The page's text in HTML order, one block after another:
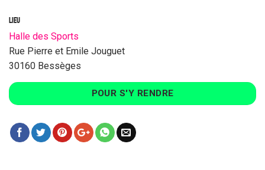
LIEU
Halle des Sports
Rue Pierre et Emile Jouguet
30160 Bessèges
POUR S'Y RENDRE